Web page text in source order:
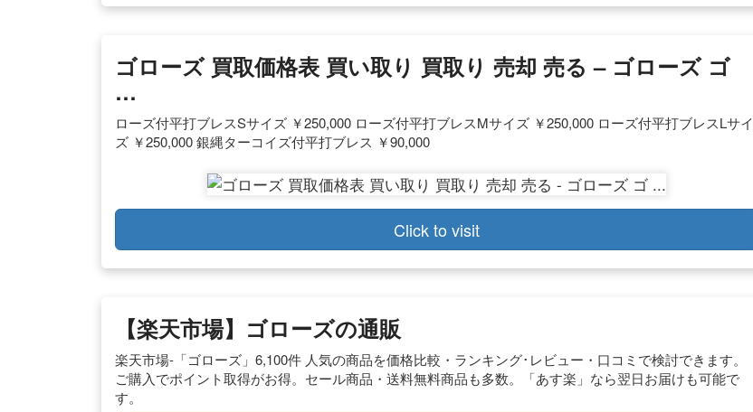
ゴローズ 買取価格表 買い取り 買取り 売却 売る – ゴローズ ゴ
…
ローズ付平打ブレスSサイズ ￥250,000 ローズ付平打ブレスMサイズ ￥250,000 ローズ付平打ブレスLサイ
ズ ￥250,000 銀縄ターコイズ付平打ブレス ￥90,000
Click to visit
【楽天市場】ゴローズの通販
楽天市場-「ゴローズ」6,100件 人気の商品を価格比較・ランキング･レビュー・口コミで検討できます。
ご購入でポイント取得がお得。セール商品・送料無料商品も多数。「あす楽」なら翌日お届けも可能で
す。